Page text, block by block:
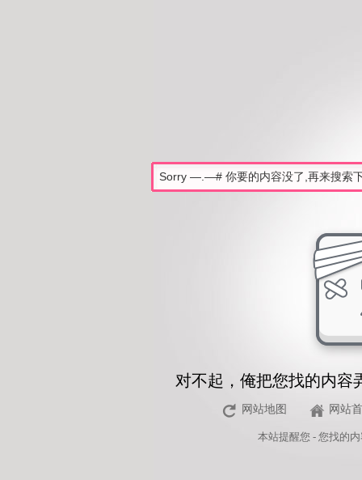
对不起，俺把您找的内容
网站地图 网站
本站提醒您 - 您找的